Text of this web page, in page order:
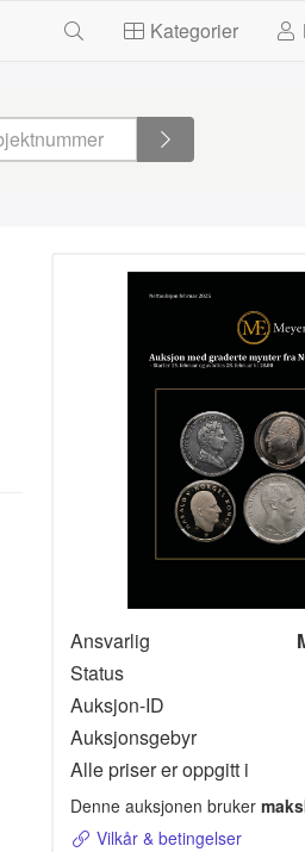
Kategorier
Ansvarlig
Status
Auksjon-ID
Auksjonsgebyr
Alle priser er oppgitt i
Denne auksjonen bruker
Vilkår & betingelser